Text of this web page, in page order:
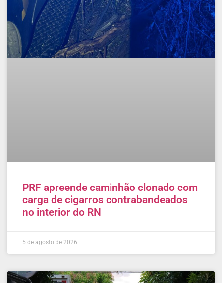
PRF apreende caminhão clonado com
carga de cigarros contrabandeados
no interior do RN
5 de agosto de 2026